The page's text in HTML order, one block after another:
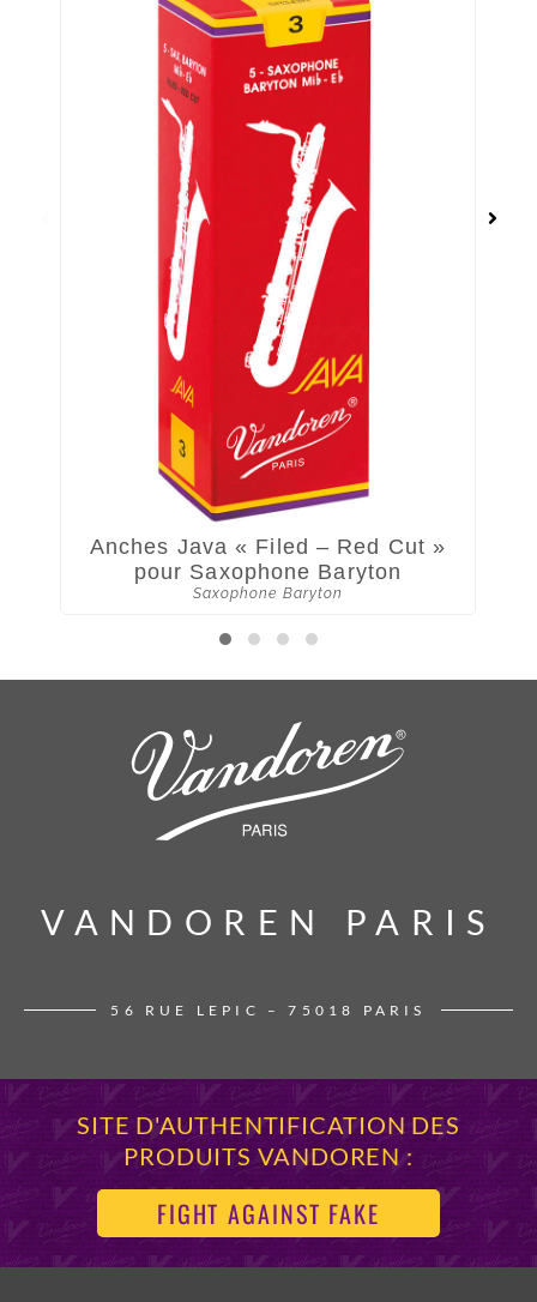
Anches Java « Filed – Red Cut »
pour Saxophone Baryton
Saxophone Baryton
VANDOREN PARIS
VANDOREN PARIS
56 RUE LEPIC – 75018 PARIS
SITE D'AUTHENTIFICATION DES
PRODUITS VANDOREN :
FIGHT AGAINST FAKE